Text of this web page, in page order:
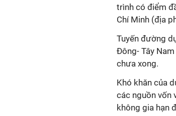
trình có điểm
Chí Minh (địa
Tuyến đường
Đông- Tây
chưa xong.
Khó khăn của
các nguồn vốn
không gia hạn